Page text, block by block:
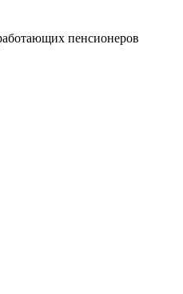
пенсионеров